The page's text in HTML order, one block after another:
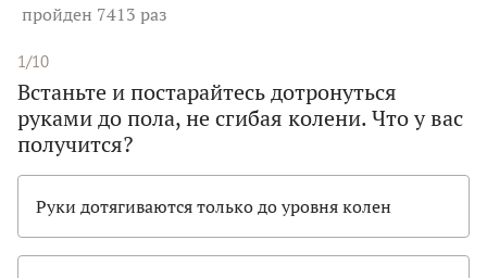
пройден 7413 раз
1/10
Встаньте и постарайтесь дотронуться
руками до пола, не сгибая колени. Что у вас
получится?
Руки дотягиваются только до уровня колен